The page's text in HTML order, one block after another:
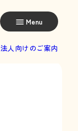
Menu
法人向けのご案内